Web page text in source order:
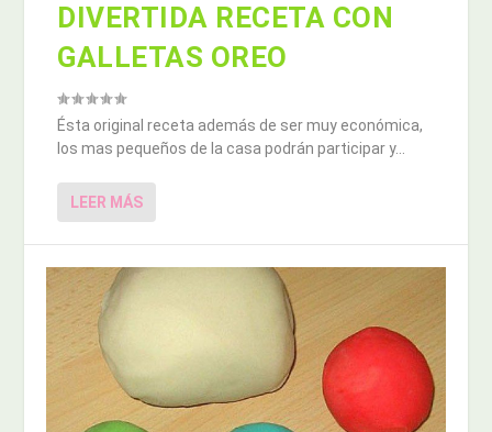
DIVERTIDA RECETA CON
GALLETAS OREO
Ésta original receta además de ser muy económica,
los mas pequeños de la casa podrán participar y...
LEER MÁS